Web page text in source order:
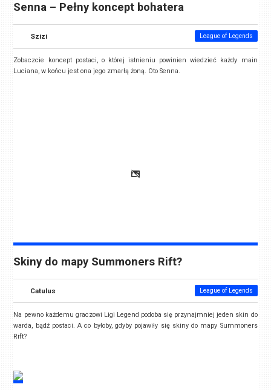
Senna – Pełny koncept bohatera
Szizi League of Legends
Zobaczcie koncept postaci, o której istnieniu powinien wiedzieć każdy main
Luciana, w końcu jest ona jego zmarłą żoną. Oto Senna.
Skiny do mapy Summoners Rift?
Catulus League of Legends
Na pewno każdemu graczowi Ligi Legend podoba się przynajmniej jeden skin do
warda, bądź postaci. A co byłoby, gdyby pojawiły się skiny do mapy Summoners
Rift?